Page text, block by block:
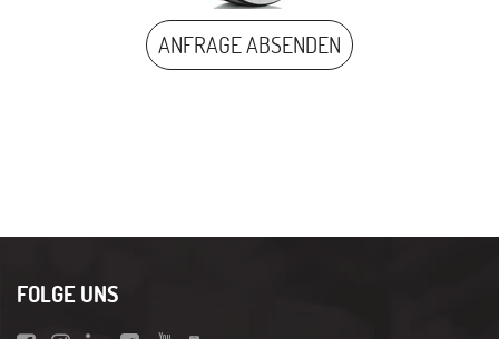
ANFRAGE ABSENDEN
FOLGE UNS